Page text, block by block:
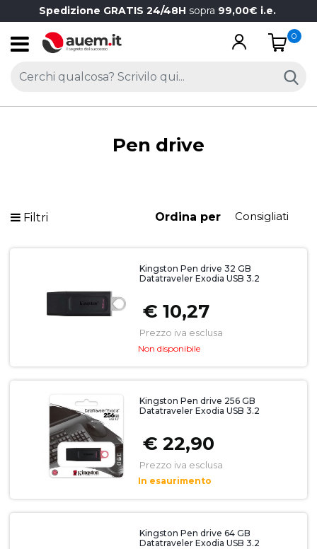
Spedizione GRATIS 24/48H sopra 99,00€ i.e.
Open
0
Pen drive
Filtri Ordina per
Kingston Pen drive 32 GB
Datatraveler Exodia USB 3.2
€ 10,27
Prezzo iva esclusa
Non disponibile
Kingston Pen drive 256 GB
Datatraveler Exodia USB 3.2
€ 22,90
Prezzo iva esclusa
In esaurimento
Kingston Pen drive 64 GB
Datatraveler Exodia USB 3.2